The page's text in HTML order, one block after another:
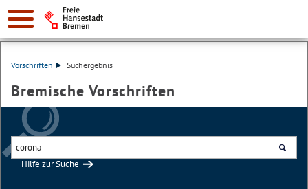
Vorschriften Suchergebnis
Bremische Vorschriften
Hilfe zur Suche